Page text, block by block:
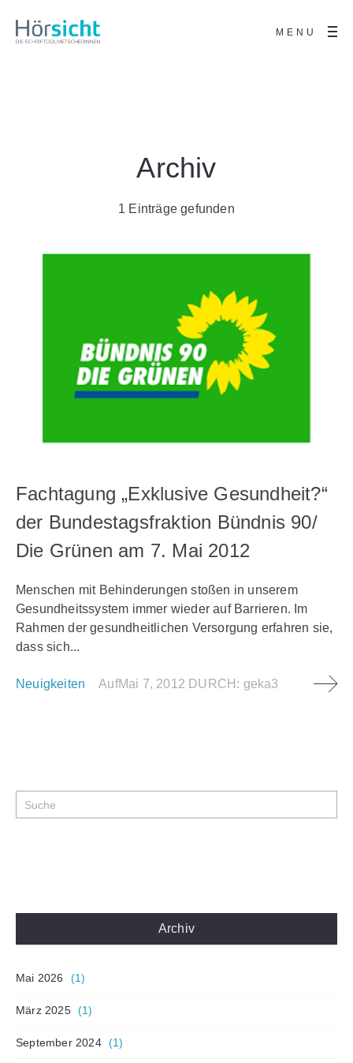
MENU
Archiv
1 Einträge gefunden
Fachtagung „Exklusive Gesundheit?“
der Bundestagsfraktion Bündnis 90/
Die Grünen am 7. Mai 2012
Menschen mit Behinderungen stoßen in unserem
Gesundheitssystem immer wieder auf Barrieren. Im
Rahmen der gesundheitlichen Versorgung erfahren sie,
dass sich...
Neuigkeiten AufMai 7, 2012 DURCH: geka3
Archiv
Mai 2026 (1)
März 2025 (1)
September 2024 (1)